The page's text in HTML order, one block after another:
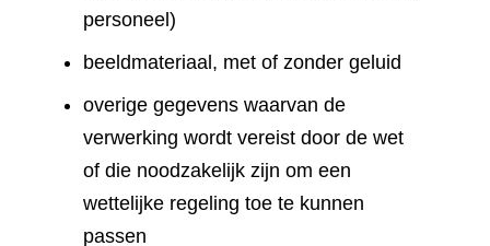
personeel)
beeldmateriaal, met of zonder geluid
overige gegevens waarvan de
verwerking wordt vereist door de wet
of die noodzakelijk zijn om een
wettelijke regeling toe te kunnen
passen